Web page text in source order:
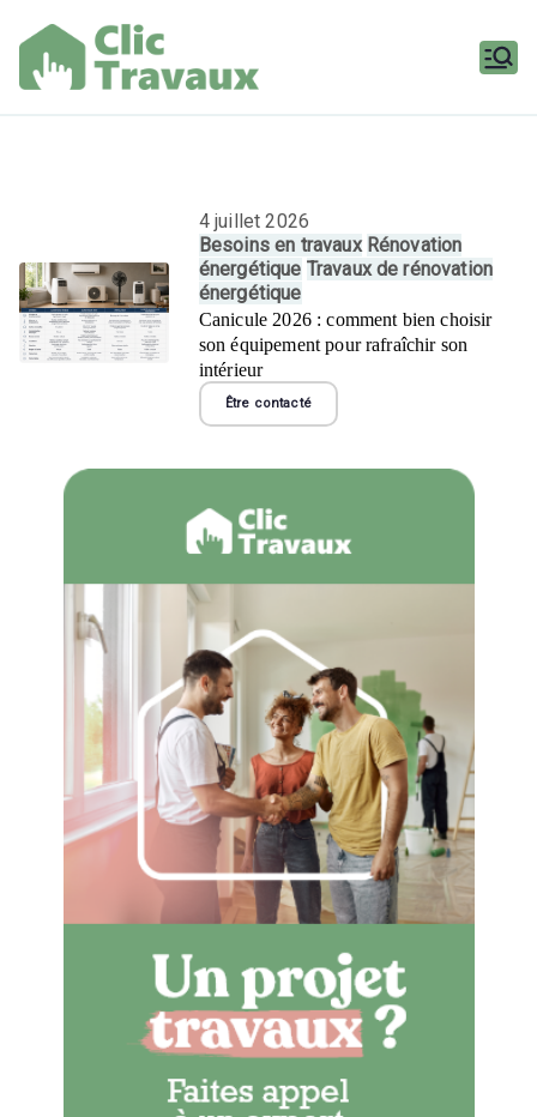
contenu
4 juillet 2026
Besoins en travaux Rénovation
énergétique Travaux de rénovation
énergétique
Canicule 2026 : comment bien choisir
son équipement pour rafraîchir son
intérieur
Être contacté